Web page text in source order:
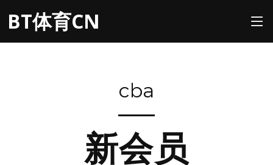
BT体育CN
cba
新会员